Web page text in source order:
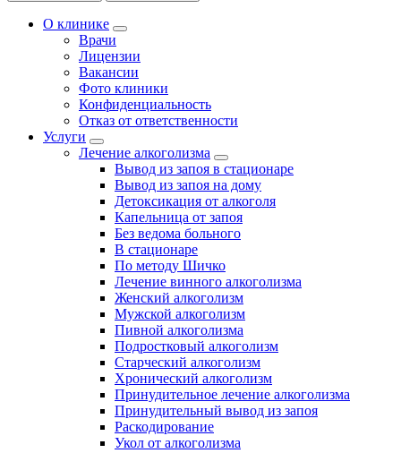
О клинике
Врачи
Лицензии
Вакансии
Фото клиники
Конфиденциальность
Отказ от ответственности
Услуги
Лечение алкоголизма
Вывод из запоя в стационаре
Вывод из запоя на дому
Детоксикация от алкоголя
Капельница от запоя
Без ведома больного
В стационаре
По методу Шичко
Лечение винного алкоголизма
Женский алкоголизм
Мужской алкоголизм
Пивной алкоголизма
Подростковый алкоголизм
Старческий алкоголизм
Хронический алкоголизм
Принудительное лечение алкоголизма
Принудительный вывод из запоя
Раскодирование
Укол от алкоголизма